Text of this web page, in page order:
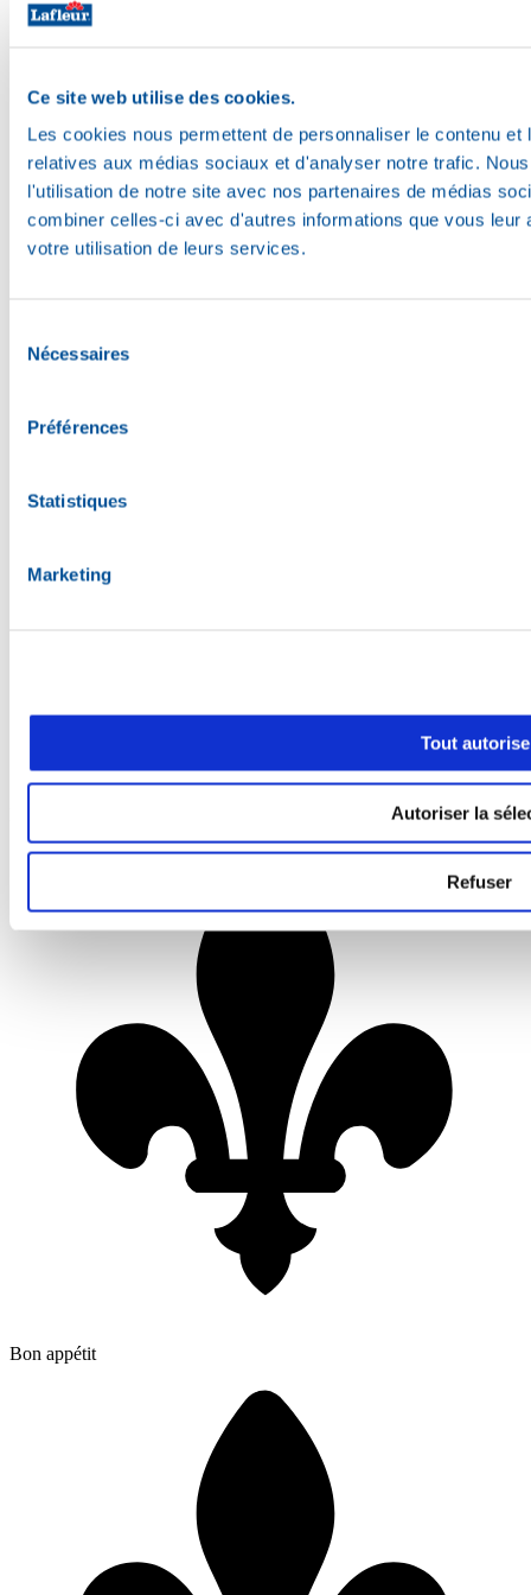
Ce site web utilise des cookies.
Les cookies nous permettent de personnaliser le contenu
relatives aux médias sociaux et d'analyser notre trafic.
l'utilisation de notre site avec nos partenaires de médias
combiner celles-ci avec d'autres informations que vous
votre utilisation de leurs services.
Nécessaires
Préférences
Statistiques
Marketing
Tout
Autoriser la
Refuser
Bon appétit